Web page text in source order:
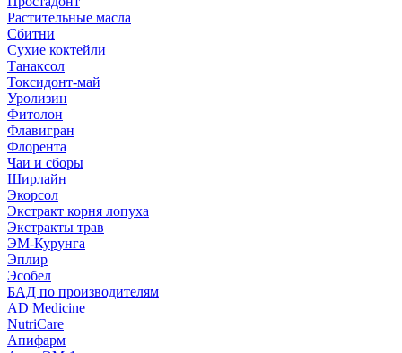
Растительные масла
Сбитни
Сухие коктейли
Танаксол
Токсидонт-май
Уролизин
Фитолон
Флавигран
Флорента
Чаи и сборы
Ширлайн
Экорсол
Экстракт корня лопуха
Экстракты трав
ЭМ-Курунга
Эплир
Эсобел
БАД по производителям
AD Medicine
NutriCare
Апифарм